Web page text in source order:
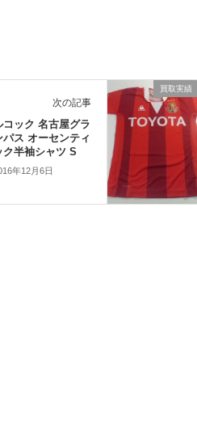
買取実績
次の記事
コック 名古屋グラ
パス オーセンティ
ク半袖シャツ S
年12月6日